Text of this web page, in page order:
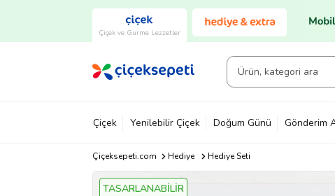
Çiçek ve Gurme Lezzetler
Çiçek Yenilebilir Çiçek Doğum Günü Gönderim
Çiçeksepeti.com Hediye Hediye Seti
TASARLANABİLİR